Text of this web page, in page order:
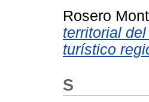
Rosero
territorial
turístico
S